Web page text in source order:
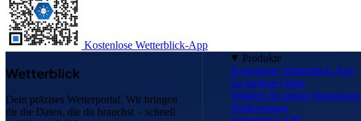
Kostenlose Wetterblick-App
Wetterblick
Dein präzises Wetterportal. Wir bringen
dir die Daten, die du brauchst – schnell
Produkte
Kostenlose Wetterblick-App
Zu meinen Orten
Widgets für meine Homepage
Wetterwissen